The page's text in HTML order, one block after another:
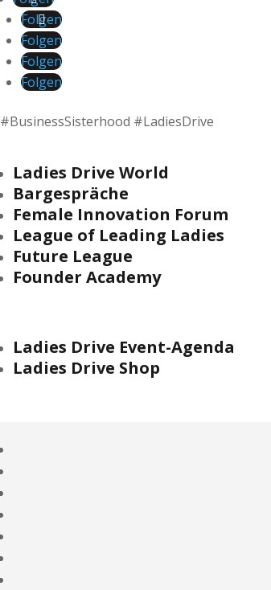
Folgen
Folgen
Folgen
Folgen
#BusinessSisterhood #LadiesDrive
Ladies Drive World
Bargespräche
Female Innovation Forum
League of Leading Ladies
Future League
Founder Academy
Ladies Drive Event-Agenda
Ladies Drive Shop